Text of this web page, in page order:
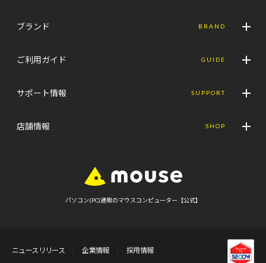
ブランド BRAND
ご利用ガイド GUIDE
サポート情報 SUPPORT
店舗情報 SHOP
パソコン(PC)通販のマウスコンピューター【公式】
ニュースリリース 企業情報
採用情報